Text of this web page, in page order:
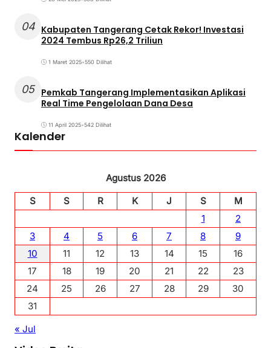
04 Kabupaten Tangerang Cetak Rekor! Investasi
2024 Tembus Rp26,2 Triliun
1 Maret 2025•550 Dilihat
05 Pemkab Tangerang Implementasikan Aplikasi
Real Time Pengelolaan Dana Desa
11 April 2025•542 Dilihat
Kalender
Agustus 2026
S
S R K J S
M
1
2
3
4 5 6 7 8
9
10
11 12 13 14 15
16
17
18 19 20 21 22
23
24
25 26 27 28 29
30
31
« Jul